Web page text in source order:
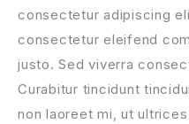
consectetur adipiscing
consectetur eleifend
justo. Sed viverra
Curabitur tincidunt
non laoreet mi, ut